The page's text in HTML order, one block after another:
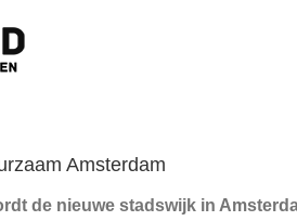
Amsterdam
de nieuwe stadswijk in